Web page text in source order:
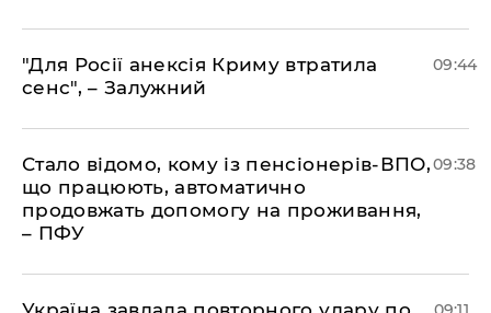
"Для Росії анексія Криму втратила
сенс", – Залужний
09:44
Стало відомо, кому із пенсіонерів-ВПО,
що працюють, автоматично
продовжать допомогу на проживання,
– ПФУ
09:38